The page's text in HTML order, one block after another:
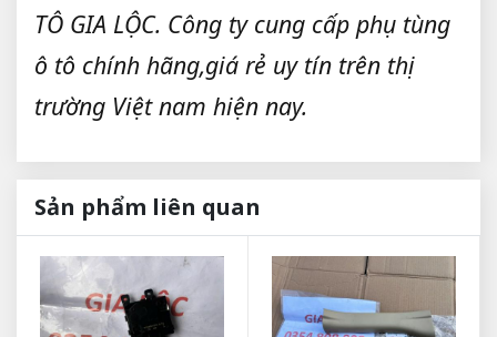
TÔ GIA LỘC. Công ty cung cấp phụ tùng
ô tô chính hãng,giá rẻ uy tín trên thị
trường Việt nam hiện nay.
Sản phẩm liên quan